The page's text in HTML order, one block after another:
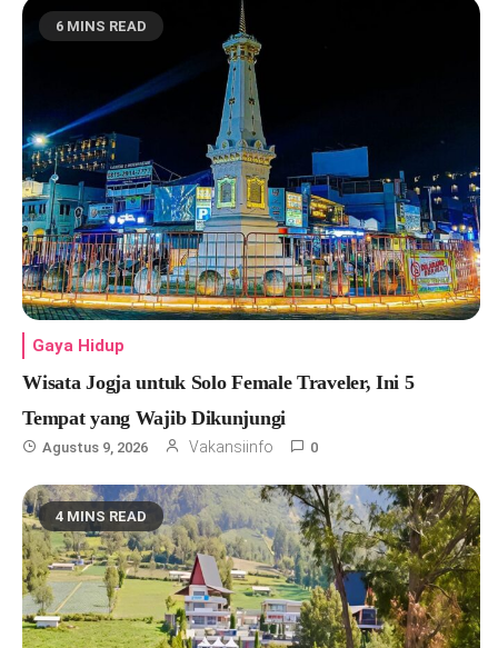
6 MINS READ
Gaya Hidup
Wisata Jogja untuk Solo Female Traveler, Ini 5
Tempat yang Wajib Dikunjungi
Agustus 9, 2026 Vakansiinfo 0
4 MINS READ